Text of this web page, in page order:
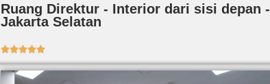
Ruang Direktur - Interior dari sisi depan -
Jakarta Selatan
